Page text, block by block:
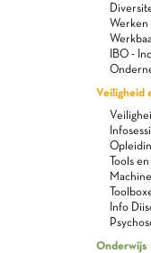
Werken
IBO -
Veiligheid
Tools
Info
Onderwijs